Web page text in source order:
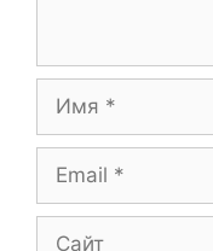
Имя
Email
Сайт